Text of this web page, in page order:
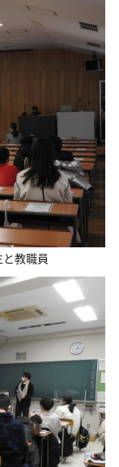
教職員